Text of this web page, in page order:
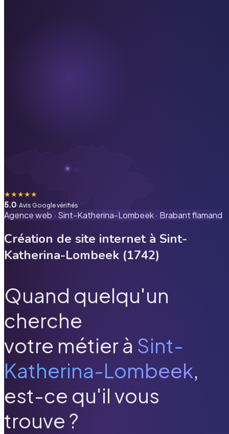
★★★★★
5.0· Avis Google vérifiés
Agence web · Sint-Katherina-Lombeek· Brabant flamand
Création de site internet à Sint-
Katherina-Lombeek (1742)
Quand quelqu'un
cherche
votre métier à Sint-
Katherina-Lombeek,
est-ce qu'il vous
trouve ?